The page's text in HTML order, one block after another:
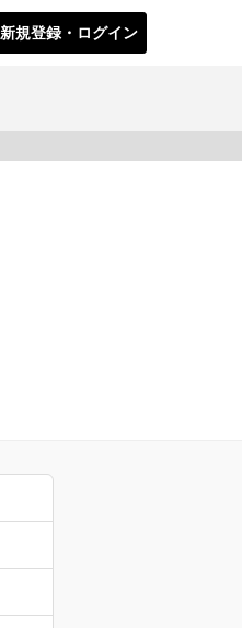
新規登録・ログイン